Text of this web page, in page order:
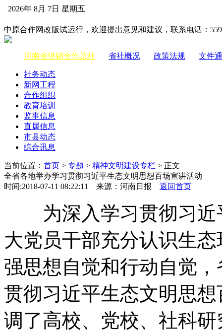
2026年 8月 7日 星期五
中原合作网改版试运行，欢迎提出意见和建议，联系电话：
河南省供销合作总社 省社概况 政策法规 文件
社务动态
新网工程
合作组织
教育培训
监事信息
直属信息
市县动态
综合讯息
当前位置： 首页 > 专题 > 精神文明建设专栏 > 正文
全省各地举办学习贯彻习近平生态文明思想百场宣讲活动
时间:2018-07-11 08:22:11 来源：河南日报 返回首页
为深入学习贯彻习近
大党员干部充分认识生
强思想自觉和行动自觉
贯彻习近平生态文明思
调了高校、党校、社科